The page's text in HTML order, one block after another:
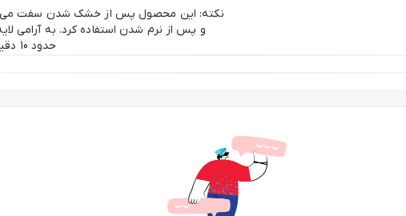
کف بیشتری تولید کند اما در عین حال پوست شما را تحریک نمی‌کند. با استفاده
تمیزی عمیق پوست، از بین بردن سلول‌های مرده و بهبود بافت پوست می‌شود.
با آب سیراب کنید. پس از استفاده، با دقت آبکشی کرده و با آویزان کردن، آن را
نکته: این محصول پس از خشک شدن سفت می
و پس از نرم شدن استفاده کرد. به آرامی
حدود 10 دقیقه خیس کنید؛ فشار دهید و به شدت روی پوست خود بمالید